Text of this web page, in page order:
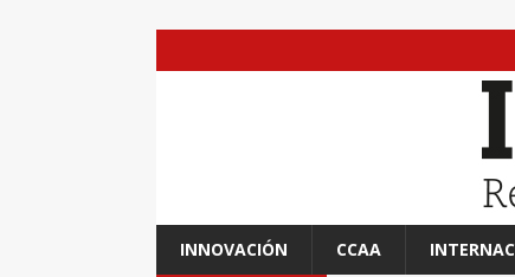
INNOVACIÓN CCAA